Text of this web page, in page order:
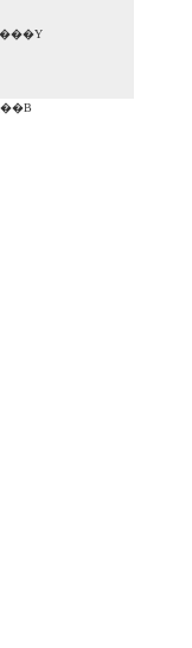
���̃T�C�g��DVD�̂݃f�[�^�����ł��܂��B